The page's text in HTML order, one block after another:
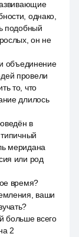
однако,
подобный
он не
и объединение
провели
то, что
длилось
в
меридана
или род
время?
ваши
больше всего
2